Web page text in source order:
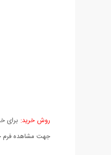
روش خرید: برای
جهت مشاهده فرم